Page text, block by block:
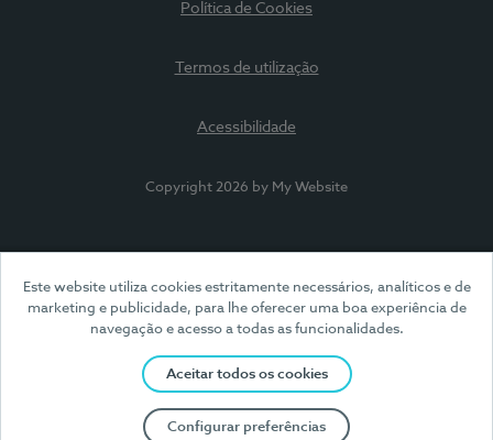
Este website utiliza cookies estritamente necessários, analíticos e de
marketing e publicidade, para lhe oferecer uma boa experiência de
navegação e acesso a todas as funcionalidades.
Aceitar todos os cookies
Configurar preferências
Política de Cookies
Termos de utilização
Acessibilidade
Copyright 2026 by My Website